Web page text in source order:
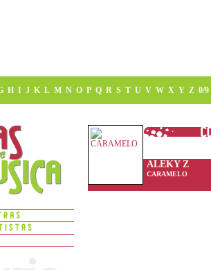
H I J K L M N O P Q R S T U V W X Y Z 0/9
ALEKY Z
CARAMELO